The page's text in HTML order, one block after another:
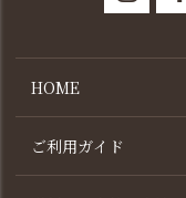
HOME
ご利用ガイド